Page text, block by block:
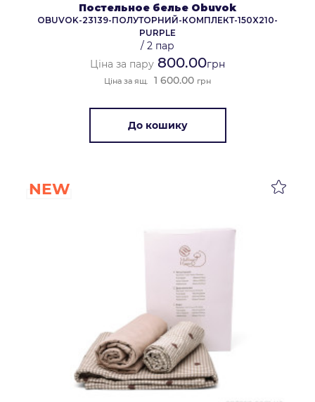
Постельное белье Obuvok
OBUVOK-23139-ПОЛУТОРНИЙ-КОМПЛЕКТ-150X210-
PURPLE
/ 2 пар
Ціна за пару 800.00грн
Ціна за ящ. 1 600.00 грн
До кошику
NEW